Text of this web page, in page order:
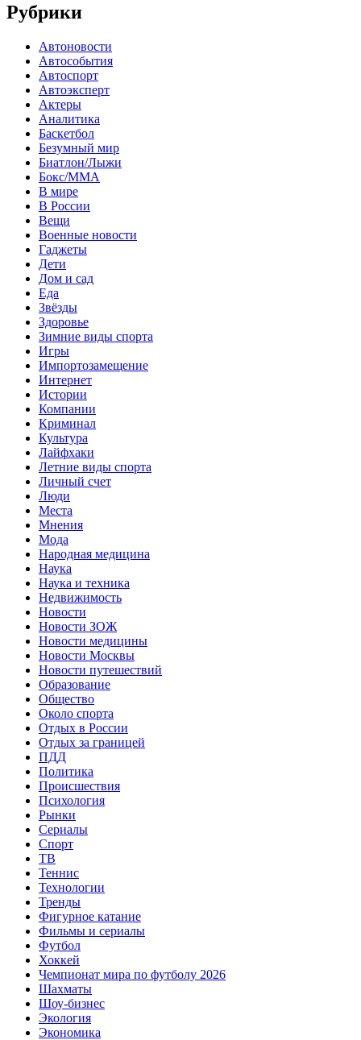
Рубрики
Автоновости
Автособытия
Автоспорт
Автоэксперт
Актеры
Аналитика
Баскетбол
Безумный мир
Биатлон/Лыжи
Бокс/MMA
В мире
В России
Вещи
Военные новости
Гаджеты
Дети
Дом и сад
Еда
Звёзды
Здоровье
Зимние виды спорта
Игры
Импортозамещение
Интернет
Истории
Компании
Криминал
Культура
Лайфхаки
Летние виды спорта
Личный счет
Люди
Места
Мнения
Мода
Народная медицина
Наука
Наука и техника
Недвижимость
Новости
Новости ЗОЖ
Новости медицины
Новости Москвы
Новости путешествий
Образование
Общество
Около спорта
Отдых в России
Отдых за границей
ПДД
Политика
Происшествия
Психология
Рынки
Сериалы
Спорт
ТВ
Теннис
Технологии
Тренды
Фигурное катание
Фильмы и сериалы
Футбол
Хоккей
Чемпионат мира по футболу 2026
Шахматы
Шоу-бизнес
Экология
Экономика